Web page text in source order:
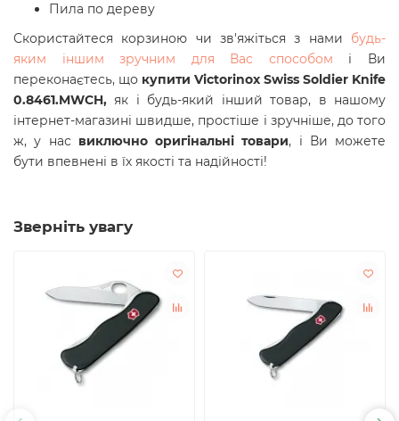
Пила по дереву
Скористайтеся корзиною чи зв'яжіться з нами будь-
яким іншим зручним для Вас способом і Ви
переконаєтесь, що купити Victorinox Swiss Soldier Knife
0.8461.MWCH,як і будь-який інший товар, в нашому
інтернет-магазині швидше, простіше і зручніше, до того
ж, у нас виключно оригінальні товари, і Ви можете
бути впевнені в їх якості та надійності!
Зверніть увагу